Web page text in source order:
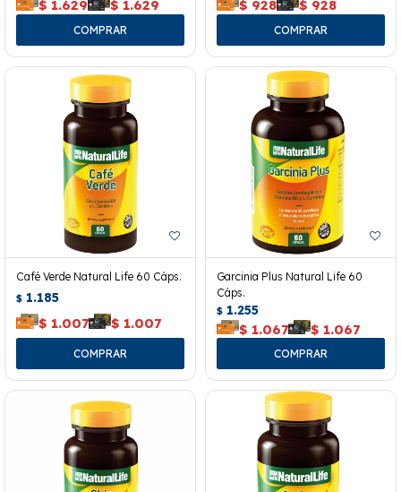
$ 1.629 $ 1.629 $ 928 $ 928
Café Verde Natural Life 60 Cáps.
$ 1.185
$ 1.007 $ 1.007
Garcinia Plus Natural Life 60
Cáps.
$ 1.255
$ 1.067 $ 1.067